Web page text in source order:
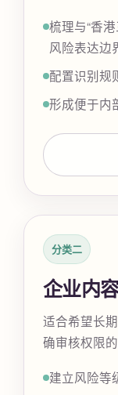
梳理与“香
风险表达边
配置识别规
形成便于内
分类二
企业内
适合希望长
确审核权限的
建立风险等